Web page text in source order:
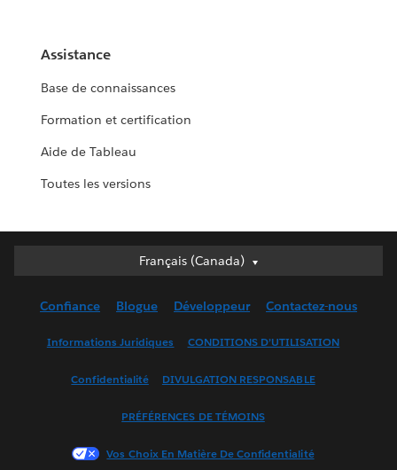
Assistance
Base de connaissances
Formation et certification
Aide de Tableau
Toutes les versions
Français (Canada)
Français (Canada)
English (UK)
Français (France)
한국어
Confiance Blogue Développeur Contactez-nous
Informations Juridiques CONDITIONS D’UTILISATION
Confidentialité DIVULGATION RESPONSABLE
PRÉFÉRENCES DE TÉMOINS
Vos Choix En Matière De Confidentialité